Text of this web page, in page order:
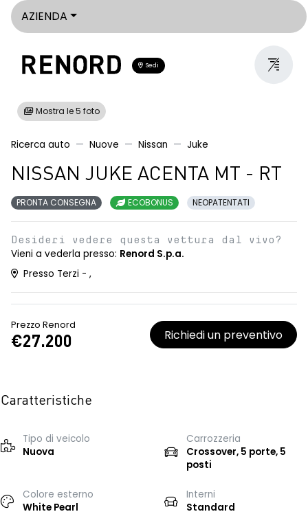
AZIENDA
Sedi
Mostra le 5 foto
Ricerca auto Nuove Nissan Juke
NISSAN JUKE ACENTA MT - RT
PRONTA CONSEGNA ECOBONUS NEOPATENTATI
Desideri vedere questa vettura dal vivo?
Vieni a vederla presso: Renord S.p.a.
Presso Terzi - ,
Prezzo Renord
€27.200 Richiedi un preventivo
Caratteristiche
Tipo di veicolo
Nuova
Carrozzeria
Crossover, 5 porte, 5
posti
Colore esterno
White Pearl
Interni
Standard